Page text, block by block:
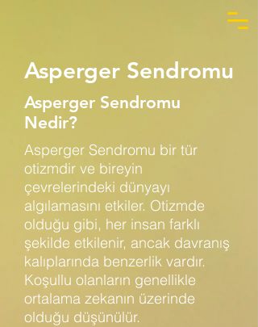
Asperger Sendromu
Asperger Sendromu
Nedir?
Asperger Sendromu bir tür
otizmdir ve bireyin
çevrelerindeki dünyayı
algılamasını etkiler. Otizmde
olduğu gibi, her insan farklı
şekilde etkilenir, ancak davranış
kalıplarında benzerlik vardır.
Koşullu olanların genellikle
ortalama zekanın üzerinde
olduğu düşünülür.